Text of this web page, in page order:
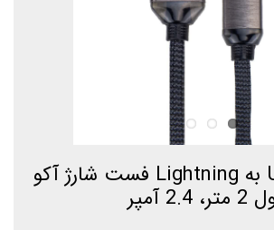
کابل تبدیل USB به Lightning فست شارژ آکو